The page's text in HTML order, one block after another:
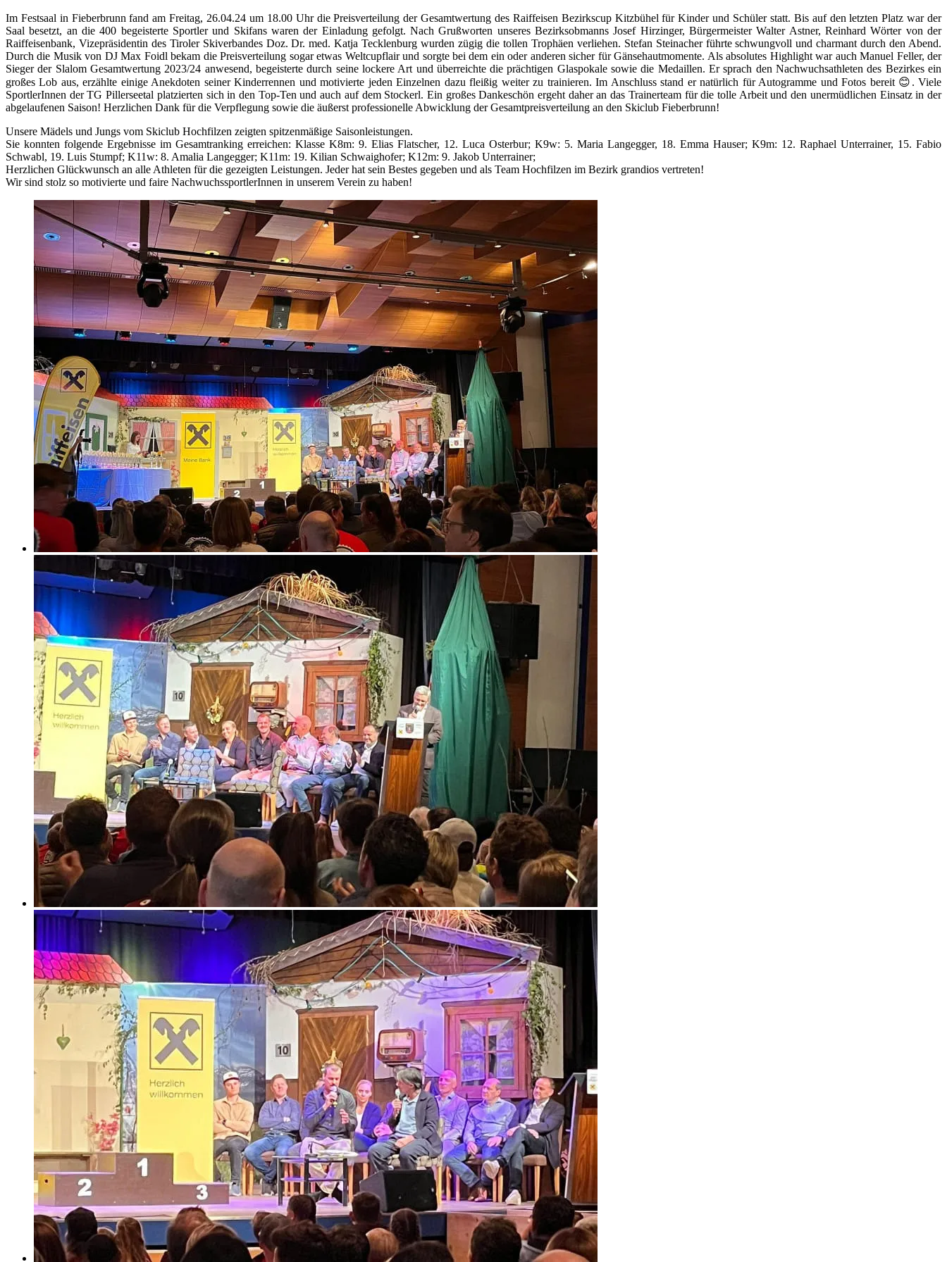
Im Festsaal in Fieberbrunn fand am Freitag, 26.04.24 um 18.00 Uhr die Preisverteilung der Gesamtwertung des Raiffeisen Bezirkscup Kitzbühel für Kinder und Schüler statt. Bis auf den letzten Platz war der
Saal besetzt, an die 400 begeisterte Sportler und Skifans waren der Einladung gefolgt. Nach Grußworten unseres Bezirksobmanns Josef Hirzinger, Bürgermeister Walter Astner, Reinhard Wörter von der
Raiffeisenbank, Vizepräsidentin des Tiroler Skiverbandes Doz. Dr. med. Katja Tecklenburg wurden zügig die tollen Trophäen verliehen. Stefan Steinacher führte schwungvoll und charmant durch den Abend.
Durch die Musik von DJ Max Foidl bekam die Preisverteilung sogar etwas Weltcupflair und sorgte bei dem ein oder anderen sicher für Gänsehautmomente. Als absolutes Highlight war auch Manuel Feller, der
Sieger der Slalom Gesamtwertung 2023/24 anwesend, begeisterte durch seine lockere Art und überreichte die prächtigen Glaspokale sowie die Medaillen. Er sprach den Nachwuchsathleten des Bezirkes ein
großes Lob aus, erzählte einige Anekdoten seiner Kinderrennen und motivierte jeden Einzelnen dazu fleißig weiter zu trainieren. Im Anschluss stand er natürlich für Autogramme und Fotos bereit 😊. Viele
SportlerInnen der TG Pillerseetal platzierten sich in den Top-Ten und auch auf dem Stockerl. Ein großes Dankeschön ergeht daher an das Trainerteam für die tolle Arbeit und den unermüdlichen Einsatz in der
abgelaufenen Saison! Herzlichen Dank für die Verpflegung sowie die äußerst professionelle Abwicklung der Gesamtpreisverteilung an den Skiclub Fieberbrunn!
Unsere Mädels und Jungs vom Skiclub Hochfilzen zeigten spitzenmäßige Saisonleistungen.
Sie konnten folgende Ergebnisse im Gesamtranking erreichen: Klasse K8m: 9. Elias Flatscher, 12. Luca Osterbur; K9w: 5. Maria Langegger, 18. Emma Hauser; K9m: 12. Raphael Unterrainer, 15. Fabio
Schwabl, 19. Luis Stumpf; K11w: 8. Amalia Langegger; K11m: 19. Kilian Schwaighofer; K12m: 9. Jakob Unterrainer;
Herzlichen Glückwunsch an alle Athleten für die gezeigten Leistungen. Jeder hat sein Bestes gegeben und als Team Hochfilzen im Bezirk grandios vertreten!
Wir sind stolz so motivierte und faire NachwuchssportlerInnen in unserem Verein zu haben!